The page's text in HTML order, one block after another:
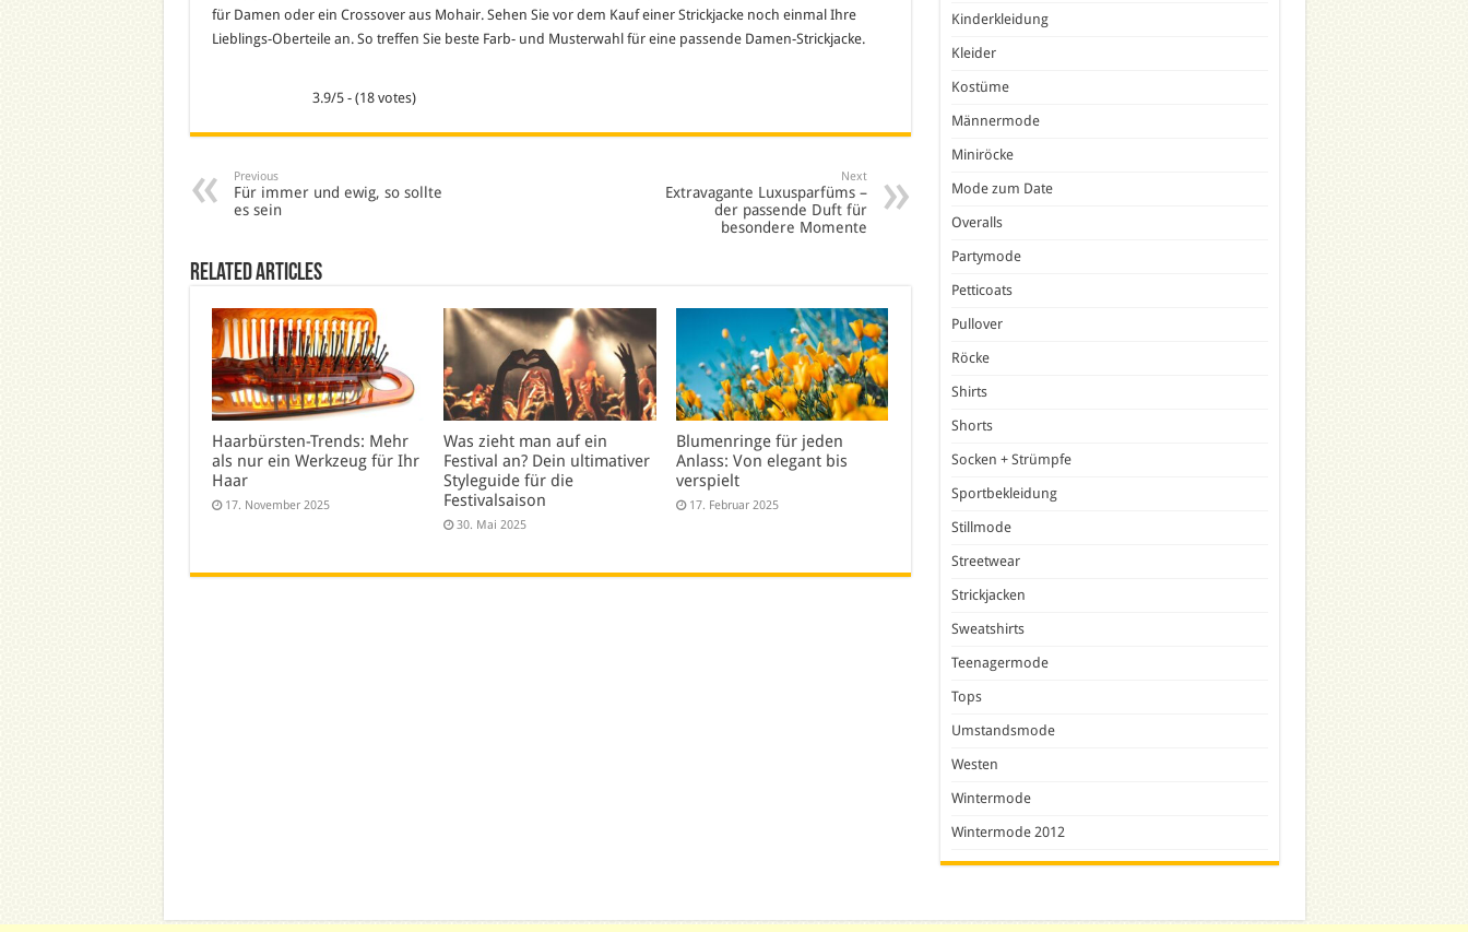
für Damen oder ein Crossover aus Mohair. Sehen Sie vor dem Kauf einer Strickjacke noch einmal Ihre
Lieblings-Oberteile an. So treffen Sie beste Farb- und Musterwahl für eine passende Damen-Strickjacke.
3.9/5 - (18 votes)
Previous
Für immer und ewig, so sollte
es sein
Next
Extravagante Luxusparfüms –
der passende Duft für
besondere Momente
Related Articles
Haarbürsten-Trends: Mehr
als nur ein Werkzeug für Ihr
Haar
17. November 2025
Was zieht man auf ein
Festival an? Dein ultimativer
Styleguide für die
Festivalsaison
30. Mai 2025
Blumenringe für jeden
Anlass: Von elegant bis
verspielt
17. Februar 2025
Kinderkleidung
Kleider
Kostüme
Männermode
Miniröcke
Mode zum Date
Overalls
Partymode
Petticoats
Pullover
Röcke
Shirts
Shorts
Socken + Strümpfe
Sportbekleidung
Stillmode
Streetwear
Strickjacken
Sweatshirts
Teenagermode
Tops
Umstandsmode
Westen
Wintermode
Wintermode 2012